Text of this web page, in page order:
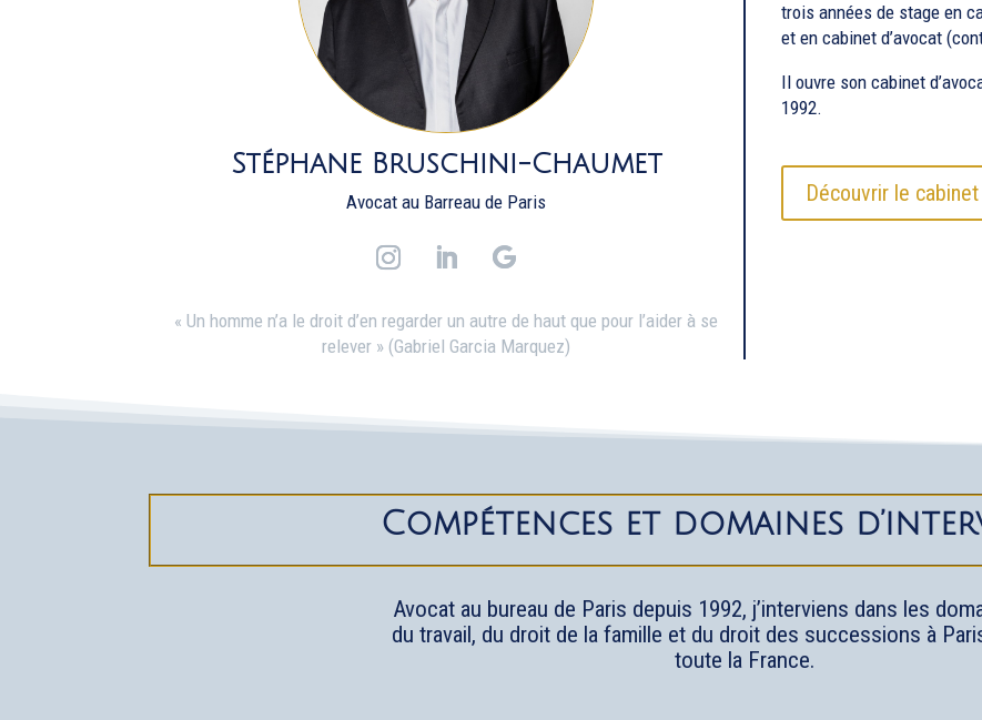
Stéphane Bruschini-Chaumet
Avocat au Barreau de Paris
« Un homme n’a le droit d’en regarder un autre de haut que pour l’aider à se
relever » (Gabriel Garcia Marquez)
trois années de stage en
et en cabinet d’avocat
Il ouvre son cabinet
1992.
Découvrir le cabinet
Compétences et domaines
Avocat au bureau de Paris depuis 1992, j’interviens dans les
du travail, du droit de la famille et du droit des successions à
toute la France.